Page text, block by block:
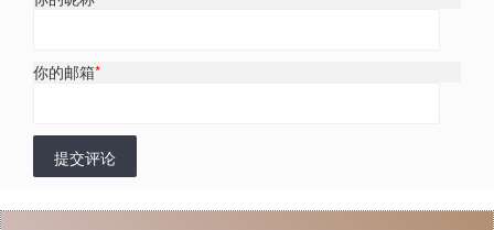
你的邮箱*
提交评论